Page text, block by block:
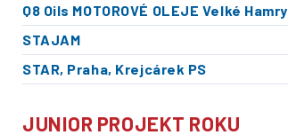
Q8 Oils MOTOROVÉ OLEJE Velké Hamry
STAJAM
STAR, Praha, Krejcárek PS
JUNIOR PROJEKT ROKU